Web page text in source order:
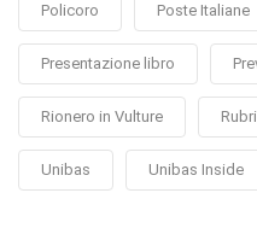
Policoro Poste Italiane
Presentazione libro
Rionero in Vulture
Unibas Unibas Inside